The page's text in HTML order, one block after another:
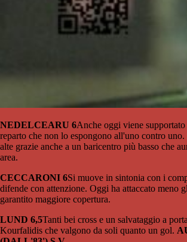
NEDELCEARU 6Anche oggi viene
reparto che non lo espongono all'uno contro
alte grazie anche a un baricentro più basso che
area.
CECCARONI 6Si muove in sintonia con i
difende con attenzione. Oggi ha attaccato meno
garantito maggiore copertura.
LUND 6,5Tanti bei cross e un salvataggio a
Kourfalidis che valgono da soli quanto un gol.